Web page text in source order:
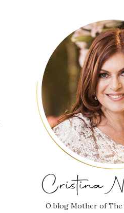
O blog Mother of The